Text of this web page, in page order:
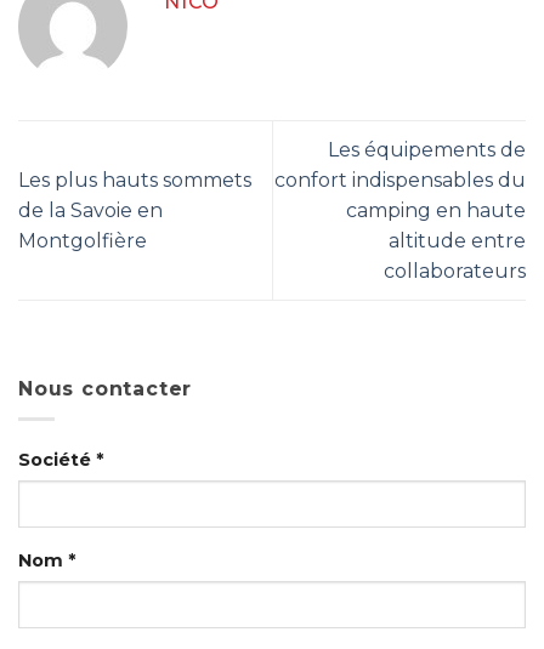
Les plus hauts sommets
de la Savoie en
Montgolfière
Les équipements de
confort indispensables du
camping en haute
altitude entre
collaborateurs
Nous contacter
Société *
Nom *